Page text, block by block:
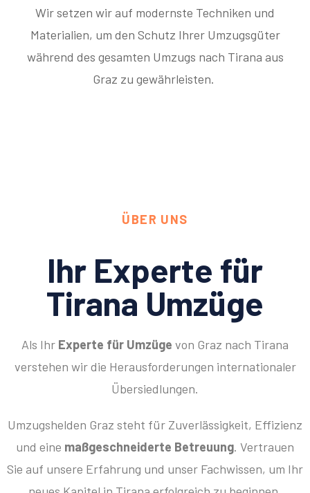
Wir setzen wir auf modernste Techniken und
Materialien, um den Schutz Ihrer Umzugsgüter
während des gesamten Umzugs nach Tirana aus
Graz zu gewährleisten.
ÜBER UNS
Ihr Experte für
Tirana Umzüge
Als Ihr Experte für Umzüge von Graz nach Tirana
verstehen wir die Herausforderungen internationaler
Übersiedlungen.
Umzugshelden Graz steht für Zuverlässigkeit, Effizienz
und eine maßgeschneiderte Betreuung. Vertrauen
Sie auf unsere Erfahrung und unser Fachwissen, um Ihr